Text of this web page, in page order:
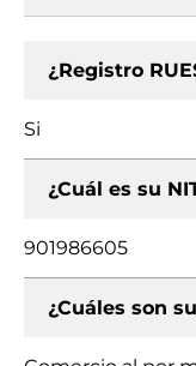
¿Registro
Si
¿Cuál es su
901986605
¿Cuáles son